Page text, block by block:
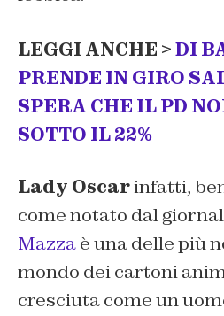
LEGGI ANCHE >DI
PRENDE IN GIRO
SPERA CHE IL PD
SOTTO IL 22%
Lady Oscarinfatti,
come notato dal
Mazzaè una delle più
mondo dei cartoni
cresciuta come un